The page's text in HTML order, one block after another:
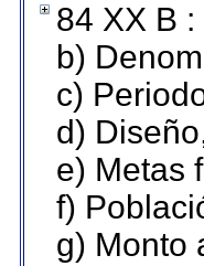
84 XX B
b)
c)
d)
e) Metas
f)
g) Monto